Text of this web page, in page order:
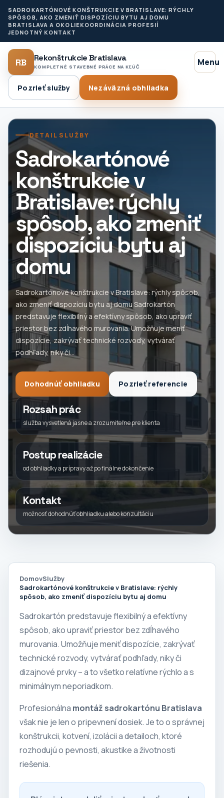
SADROKARTÓNOVÉ KONŠTRUKCIE V BRATISLAVE: RÝCHLY
SPÔSOB, AKO ZMENIŤ DISPOZÍCIU BYTU AJ DOMU
BRATISLAVA A OKOLIEKOORDINÁCIA PROFESIÍ
JEDNOTNÝ KONTAKT
RB Rekonštrukcie Bratislava
KOMPLETNÉ STAVEBNÉ PRÁCE NA KĽÚČ Menu
Pozrieť služby Nezáväzná obhliadka
DETAIL SLUŽBY
Sadrokartónové
konštrukcie v
Bratislave: rýchly
spôsob, ako zmeniť
dispozíciu bytu aj
domu
Sadrokartónové konštrukcie v Bratislave: rýchly spôsob,
ako zmeniť dispozíciu bytu aj domu Sadrokartón
predstavuje flexibilný a efektívny spôsob, ako upraviť
priestor bez zdĺhavého murovania. Umožňuje meniť
dispozície, zakrývať technické rozvody, vytvárať
podhľady, niky či...
Dohodnúť obhliadku Pozrieť referencie
Rozsah prác
služba vysvetlená jasne a zrozumiteľne pre klienta
Postup realizácie
od obhliadky a prípravy až po finálne dokončenie
Kontakt
možnosť dohodnúť obhliadku alebo konzultáciu
DomovSlužby
Sadrokartónové konštrukcie v Bratislave: rýchly
spôsob, ako zmeniť dispozíciu bytu aj domu
Sadrokartón predstavuje flexibilný a efektívny
spôsob, ako upraviť priestor bez zdĺhavého
murovania. Umožňuje meniť dispozície, zakrývať
technické rozvody, vytvárať podhľady, niky či
dizajnové prvky – a to všetko relatívne rýchlo a s
minimálnym neporiadkom.
Profesionálna montáž sadrokartónu Bratislava
však nie je len o pripevnení dosiek. Je to o správnej
konštrukcii, kotvení, izolácii a detailoch, ktoré
rozhodujú o pevnosti, akustike a životnosti
riešenia.